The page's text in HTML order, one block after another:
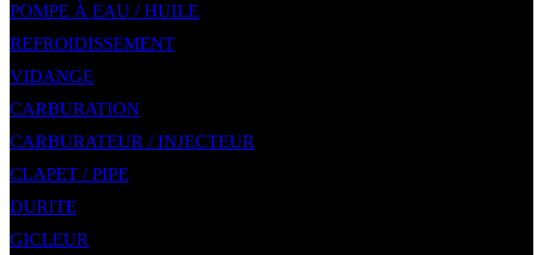
POMPE À EAU / HUILE
REFROIDISSEMENT
VIDANGE
CARBURATION
CARBURATEUR / INJECTEUR
CLAPET / PIPE
DURITE
GICLEUR